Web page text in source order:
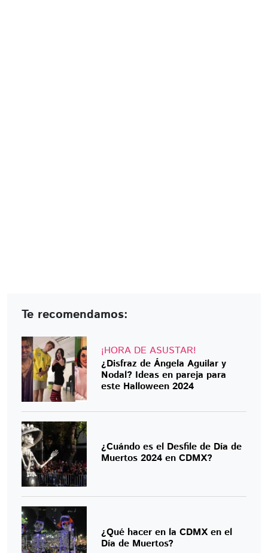
Te recomendamos:
¡HORA DE ASUSTAR!
¿Disfraz de Ángela Aguilar y
Nodal? Ideas en pareja para
este Halloween 2024
¿Cuándo es el Desfile de Día de
Muertos 2024 en CDMX?
¿Qué hacer en la CDMX en el
Día de Muertos?